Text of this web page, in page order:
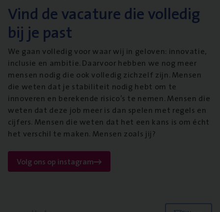
Vind de vacature die volledig
bij je past
We gaan volledig voor waar wij in geloven: innovatie,
inclusie en ambitie. Daarvoor hebben we nog meer
mensen nodig die ook volledig zichzelf zijn. Mensen
die weten dat je stabiliteit nodig hebt om te
innoveren en berekende risico’s te nemen. Mensen die
weten dat deze job meer is dan spelen met regels en
cijfers. Mensen die weten dat het een kans is om écht
het verschil te maken. Mensen zoals jij?
Volg ons op instagram